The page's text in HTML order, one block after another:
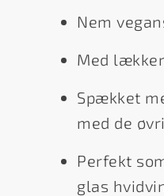
Nem
Med
Spækket
med de
Perfekt
glas